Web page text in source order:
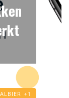
+1